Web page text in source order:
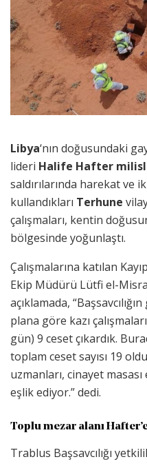
Libya‘nın doğusundaki
lideri Halife Hafter
saldırılarında harekat ve
kullandıkları Terhune
çalışmaları, kentin
bölgesinde yoğunlaştı.
Çalışmalarına katılan
Ekip Müdürü Lütfi el-
açıklamada,
plana göre kazı
gün) 9 ceset çıkardık.
toplam ceset sayısı 19
uzmanları, cinayet masası
eşlik ediyor.” dedi.
Toplu mezar alanı
Trablus Başsavcılığı